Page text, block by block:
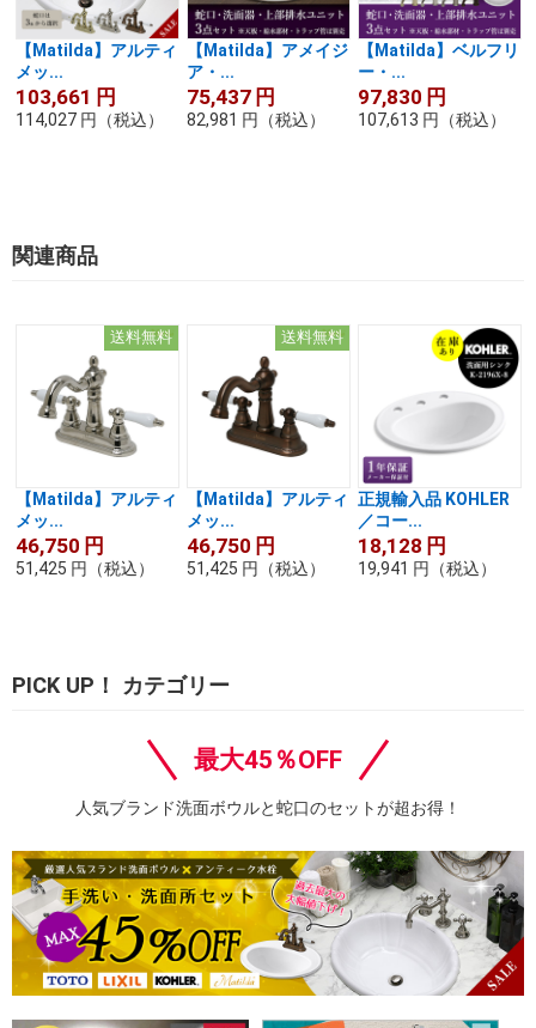
【Matilda】アルティ
メッ...
103,661 円
114,027 円 （税込）
【Matilda】アメイジ
ア・...
75,437 円
82,981 円 （税込）
【Matilda】ベルフリ
ー・...
97,830 円
107,613 円 （税込）
関連商品
送料無料
【Matilda】アルティ
メッ...
46,750 円
51,425 円 （税込）
送料無料
【Matilda】アルティ
メッ...
46,750 円
51,425 円 （税込）
正規輸入品 KOHLER
／コー...
18,128 円
19,941 円 （税込）
PICK UP！ カテゴリー
最大45％OFF
人気ブランド洗面ボウルと蛇口のセットが超お得！